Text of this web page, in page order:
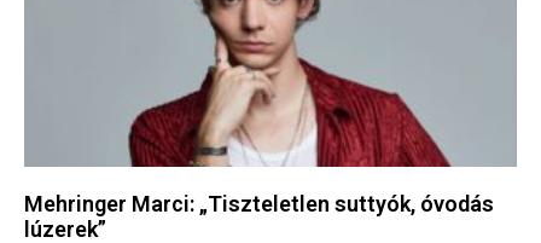
Mehringer Marci: „Tiszteletlen suttyók, óvodás
lúzerek”